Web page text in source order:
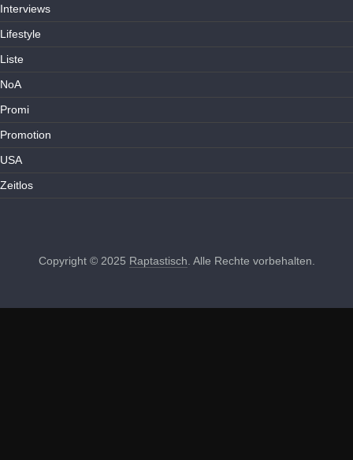
Interviews
Lifestyle
Liste
NoA
Promi
Promotion
USA
Zeitlos
Copyright © 2025 Raptastisch . Alle Rechte vorbehalten.